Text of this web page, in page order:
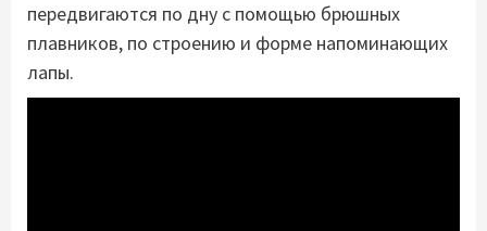
передвигаются по дну с помощью брюшных
плавников, по строению и форме напоминающих
лапы.